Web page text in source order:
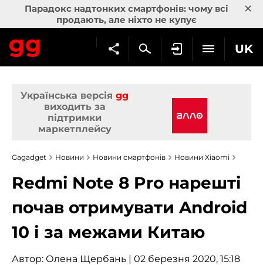
Парадокс надтонких смартфонів: чому всі
продають, але ніхто не купує
×
UK
Українська версія gg
виходить за
підтримки
маркетплейсу
Gagadget Новини Новини смартфонів Новини Xiaomi
Redmi Note 8 Pro нарешті
почав отримувати Android
10 і за межами Китаю
Автор: Олена Щербань | 02 березня 2020, 15:18